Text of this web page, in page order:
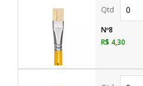
Nº8
R$ 4,30